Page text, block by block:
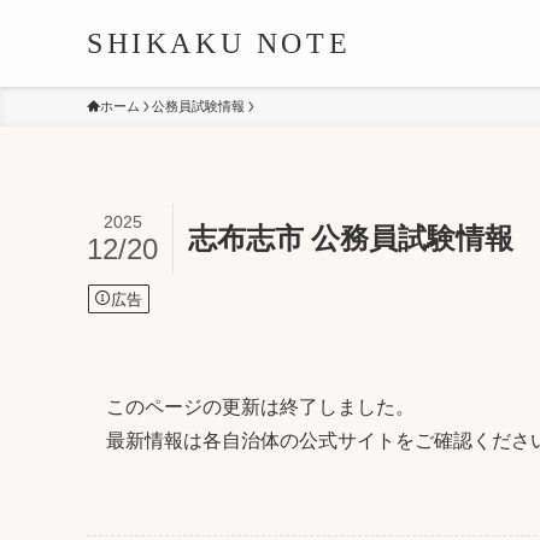
SHIKAKU NOTE
ホーム 公務員試験情報
志布志市 公務員試験情報
2025
12/20
広告
このページの更新は終了しました。
最新情報は各自治体の公式サイトをご確認くださ